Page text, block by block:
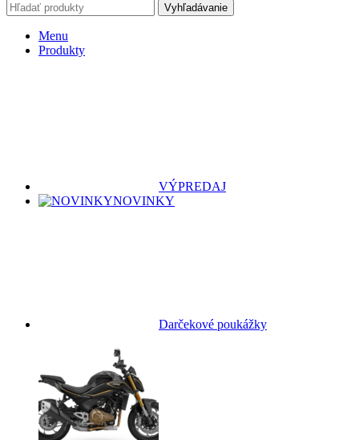
Vyhľadávanie
Menu
Produkty
VÝPREDAJ
NOVINKY
Darčekové poukážky